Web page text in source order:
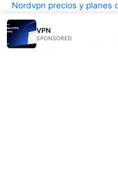
Nordvpn precios y planes
cual te conviene
Vpn chrome free：2025
VPN
SPONSORED